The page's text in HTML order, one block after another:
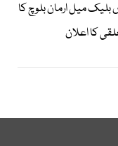
بلیک میل ارمان بلوچ کا
کا اعلان